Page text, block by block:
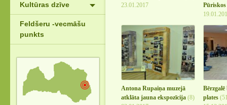
Kultūras dzīve
Feldšeru -vecmāšu
punkts
23.01.2017
Pūriskos
Antona Rupaiņa muzejā
atklāta jauna ekspozīcija (8)
plates